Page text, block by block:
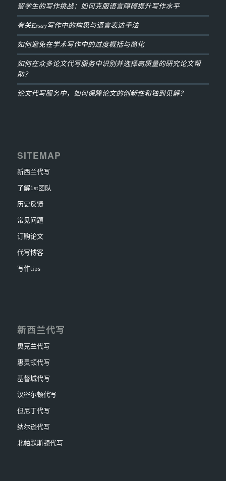
留学生的写作挑战：如何克服语言障碍提升写作水平
有关Essay写作中的构思与语言表达手法
如何避免在学术写作中的过度概括与简化
如何在众多论文代写服务中识别并选择高质量的研究论文帮
助？
论文代写服务中，如何保障论文的创新性和独到见解？
SITEMAP
新西兰代写
了解1st团队
历史反馈
常见问题
订购论文
代写博客
写作tips
新西兰代写
奥克兰代写
惠灵顿代写
基督城代写
汉密尔顿代写
但尼丁代写
纳尔逊代写
北帕默斯顿代写